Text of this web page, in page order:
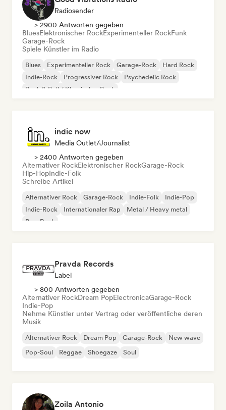
Radiosender
> 2900 Antworten gegeben
BluesElektronischer RockExperimenteller RockFunk
Garage-Rock
Spiele Künstler im Radio
Blues Experimenteller Rock Garage-Rock
Hard Rock
Indie-Rock
Progressiver Rock
Psychedelic Rock
Rock & Roll / Klassischer Rock
indie now
Media Outlet/Journalist
> 2400 Antworten gegeben
Alternativer RockElektronischer RockGarage-Rock
Hip-HopIndie-Folk
Schreibe Artikel
Alternativer Rock Garage-Rock Indie-Folk
Indie-Pop
Indie-Rock
Internationaler Rap
Metal / Heavy metal
Pop-Rock
Pravda Records
Label
> 800 Antworten gegeben
Alternativer RockDream PopElectronicaGarage-Rock
Indie-Pop
Nehme Künstler unter Vertrag oder veröffentliche deren
Musik
Alternativer Rock Dream Pop Garage-Rock
New wave
Pop-Soul
Reggae Shoegaze Soul
Zoila Antonio